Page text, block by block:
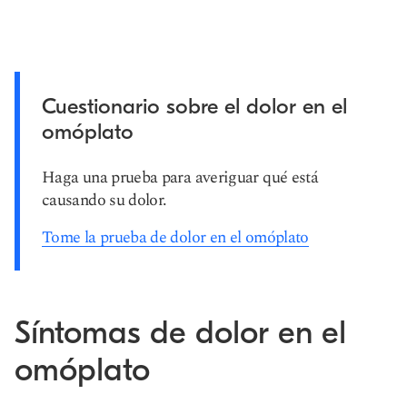
Cuestionario sobre el dolor en el
omóplato
Haga una prueba para averiguar qué está
causando su dolor.
Tome la prueba de dolor en el omóplato
Síntomas de dolor en el
omóplato